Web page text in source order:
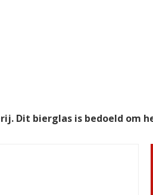
Dit bierglas is bedoeld om